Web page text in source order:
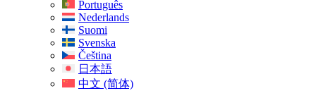
Português
Nederlands
Suomi
Svenska
Čeština
日本語
中文 (简体)